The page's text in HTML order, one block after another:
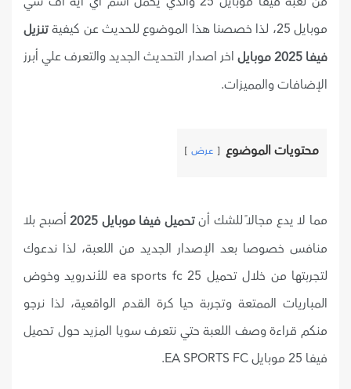
موبايل 25، لذا خصصنا هذا الموضوع للحديث عن كيفية
تنزيل
فيفا 2025 موبايل
اخر اصدار التحديث الجديد والتعرف علي أبرز
الإضافات والمميزات.
محتويات الموضوع عرض
مما لا يدع مجالاً للشك أنتحميل فيفا موبايل 2025
أصبح بلا
منافس خصوصا بعد الإصدار الجديد من اللعبة، لذا ندعوك
لتجربتها من خلال تحميل ea sports fc 25 للأندرويد وخوض
المباريات الممتعة وتجربة حيا كرة القدم الواقعية، لذا نرجو
منكم قراءة وصف اللعبة حتي نتعرف سويا المزيد حول تحميل
فيفا 25 موبايل EA SPORTS FC.